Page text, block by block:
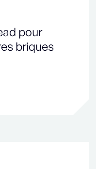
pour
briques